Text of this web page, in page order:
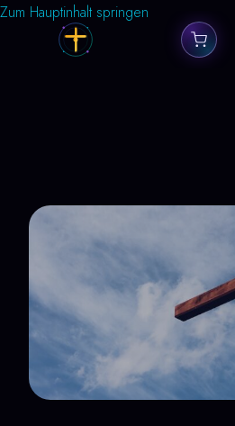
Zum Hauptinhalt springen